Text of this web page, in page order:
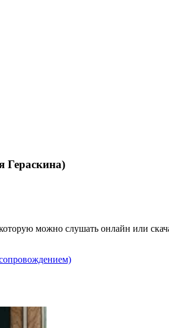
Гераскина)
можно слушать онлайн или